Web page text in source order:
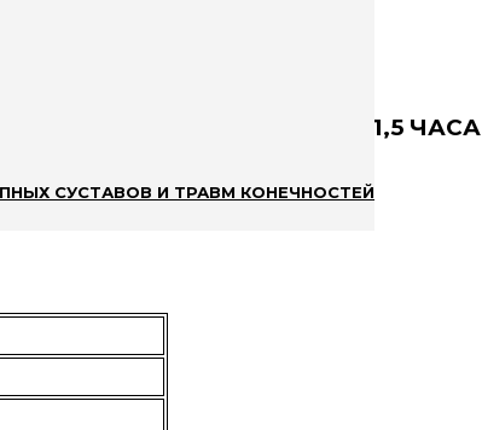
СУСТАВОВ И ТРАВМ КОНЕЧНОСТЕЙ
ДО 21 ЧАС. СЕАНС 1,5 ЧАСА